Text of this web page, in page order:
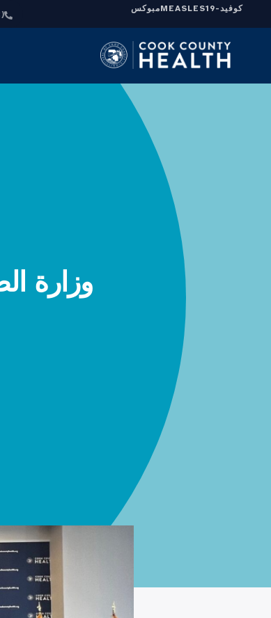
كوفيد-19 MEASLESمبوكس
(312) 864-0200